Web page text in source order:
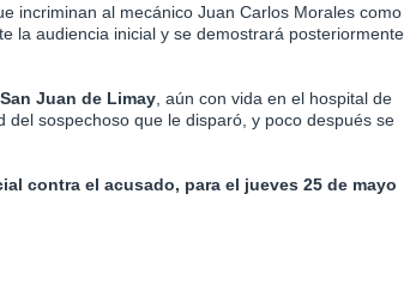
incriminan al mecánico Juan Carlos Morales como
la audiencia inicial y se demostrará posteriormente
Juan de Limay , aún con vida en el hospital de
sospechoso que le disparó, y poco después se
contra el acusado, para el jueves 25 de mayo